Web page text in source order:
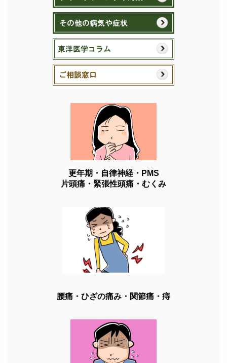
更年期・自律神経・PMS
片頭痛・緊張性頭痛・むくみ
腰痛・ひざの痛み・関節痛・痔